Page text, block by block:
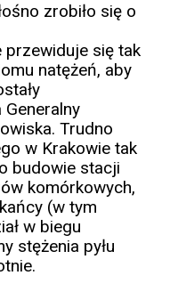
zrobiło się o
przewiduje się tak
natężeń, aby
Trudno
w Krakowie tak
budowie stacji
komórkowych,
(w tym
w biegu
stężenia pyłu